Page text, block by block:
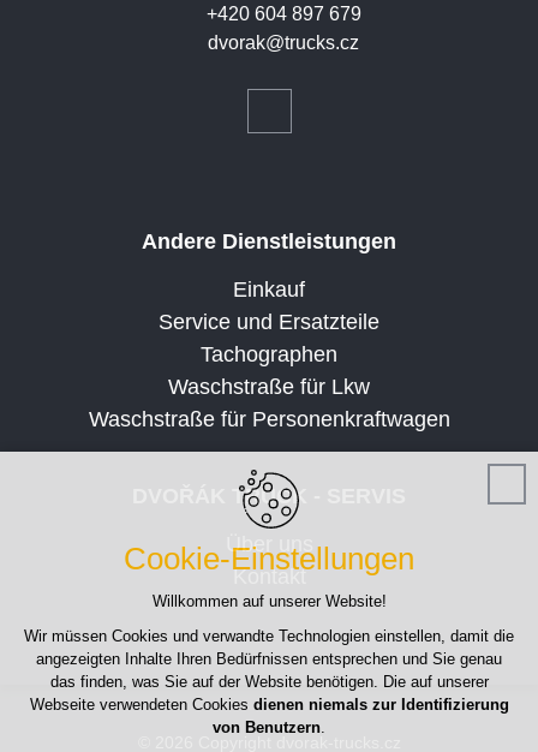
dvorak@trucks.cz
+420 604 897 679
Andere Dienstleistungen
Einkauf
Service und Ersatzteile
Tachographen
Waschstraße für Lkw
Waschstraße für Personenkraftwagen
DVOŘÁK TRUCK - SERVIS
Über uns
Kontakt
Cookie-Einstellungen
Willkommen auf unserer Website!
Wir müssen Cookies und verwandte Technologien einstellen, damit die
angezeigten Inhalte Ihren Bedürfnissen entsprechen und Sie genau
das finden, was Sie auf der Website benötigen. Die auf unserer
Webseite verwendeten Cookies dienen niemals zur Identifizierung
von Benutzern.